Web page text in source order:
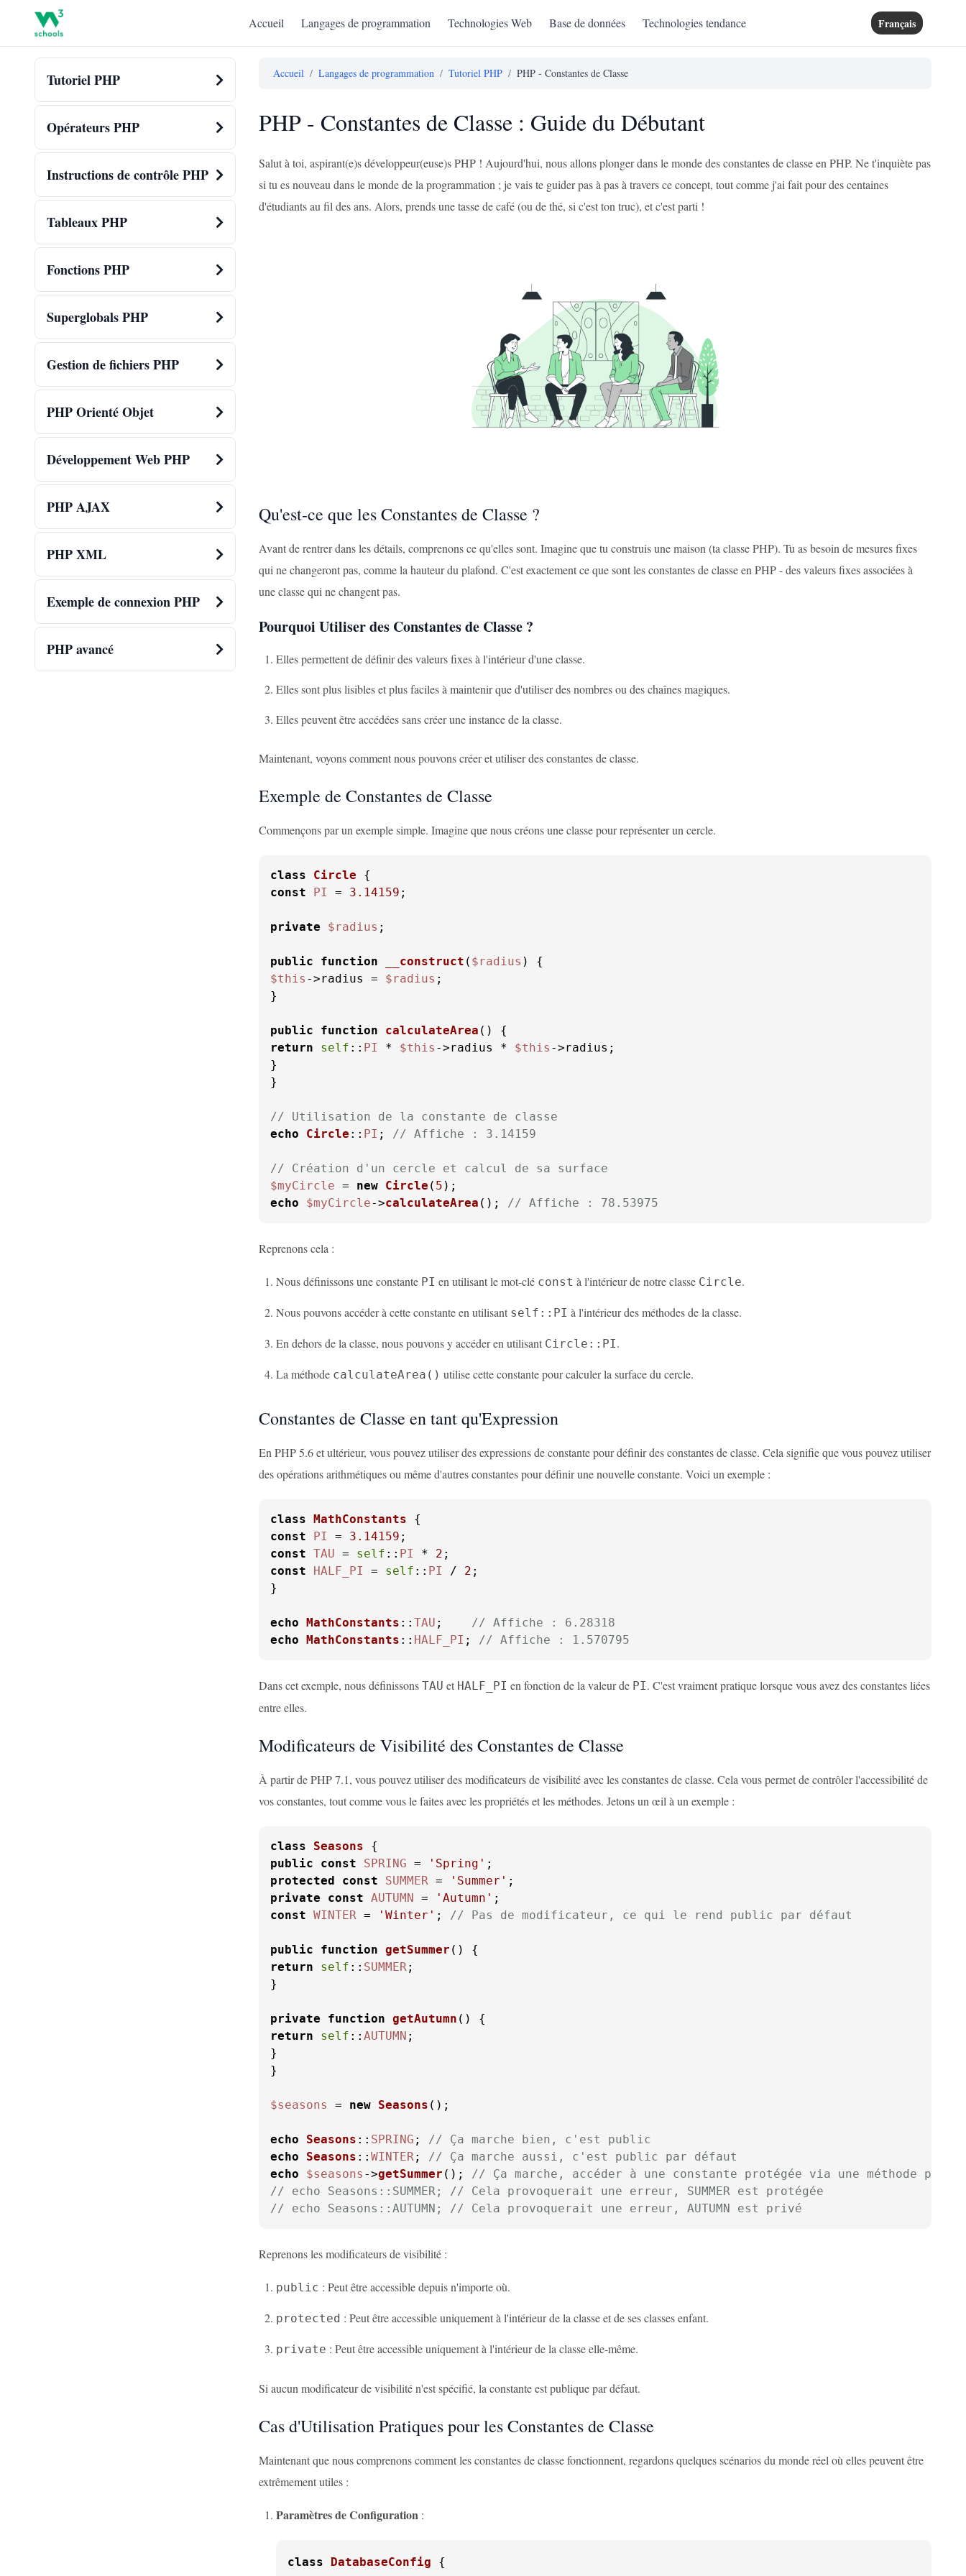
Accueil Langages de programmation Technologies Web Base de données Technologies tendance Français
Tutoriel PHP
Opérateurs PHP
Instructions de contrôle PHP
Tableaux PHP
Fonctions PHP
Superglobals PHP
Gestion de fichiers PHP
PHP Orienté Objet
Développement Web PHP
PHP AJAX
PHP XML
Exemple de connexion PHP
PHP avancé
Accueil / Langages de programmation / Tutoriel PHP / PHP - Constantes de Classe
PHP - Constantes de Classe : Guide du Débutant
Salut à toi, aspirant(e)s développeur(euse)s PHP ! Aujourd'hui, nous allons plonger dans le monde des constantes de classe en PHP. Ne t'inquiète pas
si tu es nouveau dans le monde de la programmation ; je vais te guider pas à pas à travers ce concept, tout comme j'ai fait pour des centaines
d'étudiants au fil des ans. Alors, prends une tasse de café (ou de thé, si c'est ton truc), et c'est parti !
Qu'est-ce que les Constantes de Classe ?
Avant de rentrer dans les détails, comprenons ce qu'elles sont. Imagine que tu construis une maison (ta classe PHP). Tu as besoin de mesures fixes
qui ne changeront pas, comme la hauteur du plafond. C'est exactement ce que sont les constantes de classe en PHP - des valeurs fixes associées à
une classe qui ne changent pas.
Pourquoi Utiliser des Constantes de Classe ?
Elles permettent de définir des valeurs fixes à l'intérieur d'une classe.
Elles sont plus lisibles et plus faciles à maintenir que d'utiliser des nombres ou des chaînes magiques.
Elles peuvent être accédées sans créer une instance de la classe.
Maintenant, voyons comment nous pouvons créer et utiliser des constantes de classe.
Exemple de Constantes de Classe
Commençons par un exemple simple. Imagine que nous créons une classe pour représenter un cercle.
class Circle
const
PI = 3.14159 ;
private $radius ;
public function __construct ( $radius )
$this ->radius = $radius ;
}
public function calculateArea ( )
return
self :: PI * $this ->radius * $this ->radius;
}
}
// Utilisation de la constante de classe
echo
Circle :: PI ; // Affiche : 3.14159
// Création d'un cercle et calcul de sa surface
$myCircle = new Circle ( 5
echo
$myCircle->calculateArea (); // Affiche : 78.53975
Reprenons cela :
Nous définissons une constante PI en utilisant le mot-clé const à l'intérieur de notre classe Circle.
Nous pouvons accéder à cette constante en utilisant self::PI à l'intérieur des méthodes de la classe.
En dehors de la classe, nous pouvons y accéder en utilisant Circle::PI.
La méthode calculateArea() utilise cette constante pour calculer la surface du cercle.
Constantes de Classe en tant qu'Expression
En PHP 5.6 et ultérieur, vous pouvez utiliser des expressions de constante pour définir des constantes de classe. Cela signifie que vous pouvez utiliser
des opérations arithmétiques ou même d'autres constantes pour définir une nouvelle constante. Voici un exemple :
class MathConstants
const
PI = 3.14159
const TAU = self :: PI * 2
const
HALF_PI = self :: PI / 2 ;
}
echo MathConstants :: TAU ; // Affiche : 6.28318
echo MathConstants :: HALF_PI ; // Affiche : 1.570795
Dans cet exemple, nous définissons TAU et HALF_PI en fonction de la valeur de PI. C'est vraiment pratique lorsque vous avez des constantes liées
entre elles.
Modificateurs de Visibilité des Constantes de Classe
À partir de PHP 7.1, vous pouvez utiliser des modificateurs de visibilité avec les constantes de classe. Cela vous permet de contrôler l'accessibilité de
vos constantes, tout comme vous le faites avec les propriétés et les méthodes. Jetons un œil à un exemple :
class Seasons
public
const SPRING = 'Spring'
protected
const SUMMER = 'Summer'
private
const AUTUMN = 'Autumn'
const WINTER = 'Winter' ; // Pas de modificateur, ce qui le rend public par défaut
public function getSummer ( )
return
self :: SUMMER;
}
private function getAutumn ( )
return
self :: AUTUMN ;
}
}
$seasons = new Seasons ();
echo Seasons :: SPRING ; // Ça marche bien, c'est public
echo
Seasons :: WINTER; // Ça marche aussi, c'est public par défaut
echo
$seasons ->getSummer (); // Ça marche, accéder à une constante protégée via une méthode
// echo Seasons::SUMMER; // Cela provoquerait une erreur, SUMMER est protégée
// echo Seasons::AUTUMN; // Cela provoquerait une erreur, AUTUMN est privé
Reprenons les modificateurs de visibilité :
public : Peut être accessible depuis n'importe où.
protected : Peut être accessible uniquement à l'intérieur de la classe et de ses classes enfant.
private : Peut être accessible uniquement à l'intérieur de la classe elle-même.
Si aucun modificateur de visibilité n'est spécifié, la constante est publique par défaut.
Cas d'Utilisation Pratiques pour les Constantes de Classe
Maintenant que nous comprenons comment les constantes de classe fonctionnent, regardons quelques scénarios du monde réel où elles peuvent être
extrêmement utiles :
Paramètres de Configuration :
class DatabaseConfig